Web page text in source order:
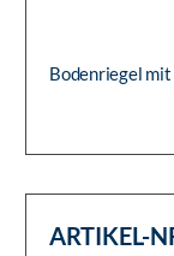
Bodenriegel mit
ARTIKEL-